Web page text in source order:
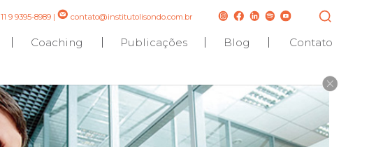
11 9 9395-8989 | contato@institutolisondo.com.br
Coaching Publicações Blog Contato